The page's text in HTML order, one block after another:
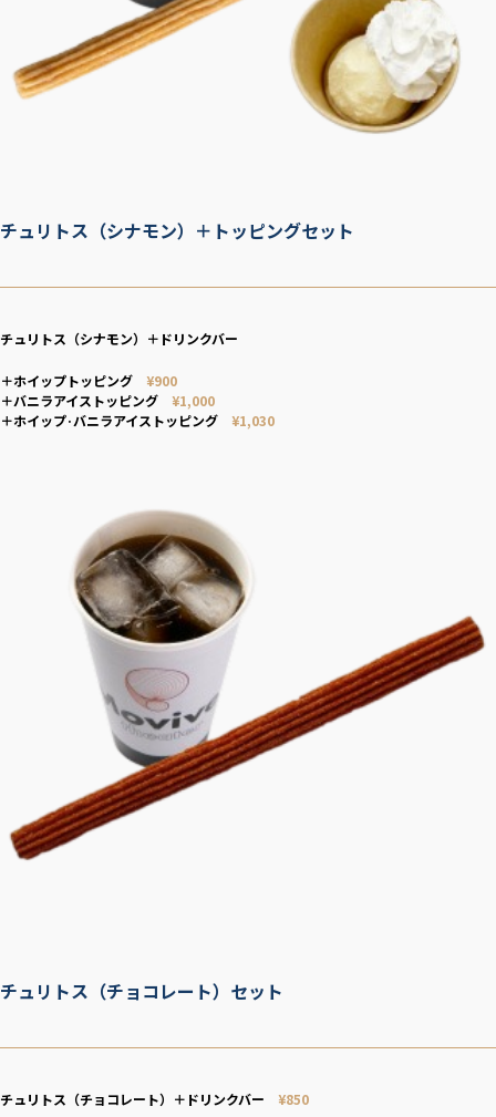
チュリトス（シナモン）＋トッピングセット
チュリトス（シナモン）＋ドリンクバー
＋ホイップトッピング ¥900
＋バニラアイストッピング ¥1,000
＋ホイップ·バニラアイストッピング
¥1,030
チュリトス（チョコレート）セット
チュリトス（チョコレート）＋ドリンクバー ¥850